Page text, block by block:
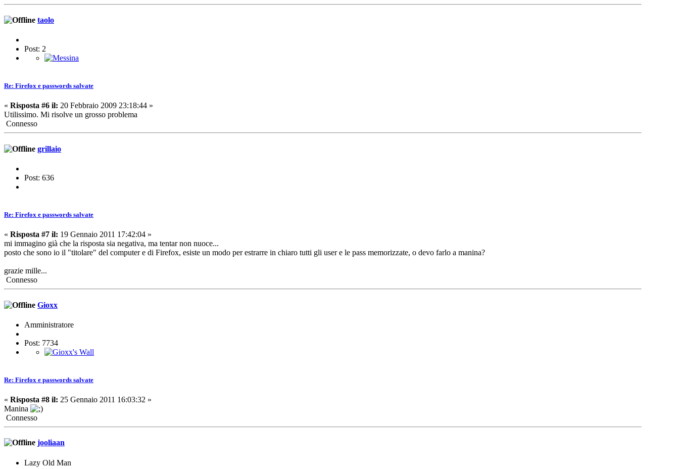
taolo
Post: 2
Re: Firefox e passwords salvate
« Risposta #6 il: 20 Febbraio 2009 23:18:44 »
Utilissimo. Mi risolve un grosso problema
Connesso
grillaio
Post: 636
Re: Firefox e passwords salvate
« Risposta #7 il: 19 Gennaio 2011 17:42:04 »
mi immagino già che la risposta sia negativa, ma tentar non nuoce...
posto che sono io il "titolare" del computer e di Firefox, esiste un modo per estrarre in chiaro tutti gli user e le pass memorizzate, o devo farlo a manina?
grazie mille...
Connesso
Gioxx
Amministratore
Post: 7734
Re: Firefox e passwords salvate
« Risposta #8 il: 25 Gennaio 2011 16:03:32 »
Manina
Connesso
jooliaan
Lazy Old Man